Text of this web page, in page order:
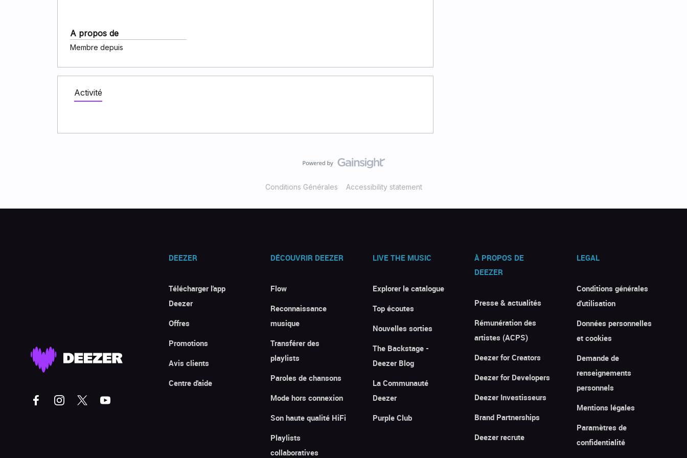
A propos de
Membre depuis
Activité
Conditions Générales Accessibility statement
DEEZER
Télécharger l'app
Deezer
Offres
Promotions
Avis clients
Centre d'aide
DÉCOUVRIR DEEZER
Flow
Reconnaissance
musique
Transférer des
playlists
Paroles de chansons
Mode hors connexion
Son haute qualité HiFi
Playlists
collaboratives
LIVE THE MUSIC
Explorer le catalogue
Top écoutes
Nouvelles sorties
The Backstage -
Deezer Blog
La Communauté
Deezer
Purple Club
À PROPOS DE
DEEZER
Presse & actualités
Rémunération des
artistes (ACPS)
Deezer for Creators
Deezer for Developers
Deezer Investisseurs
Brand Partnerships
Deezer recrute
LEGAL
Conditions générales
d'utilisation
Données personnelles
et cookies
Demande de
renseignements
personnels
Mentions légales
Paramètres de
confidentialité